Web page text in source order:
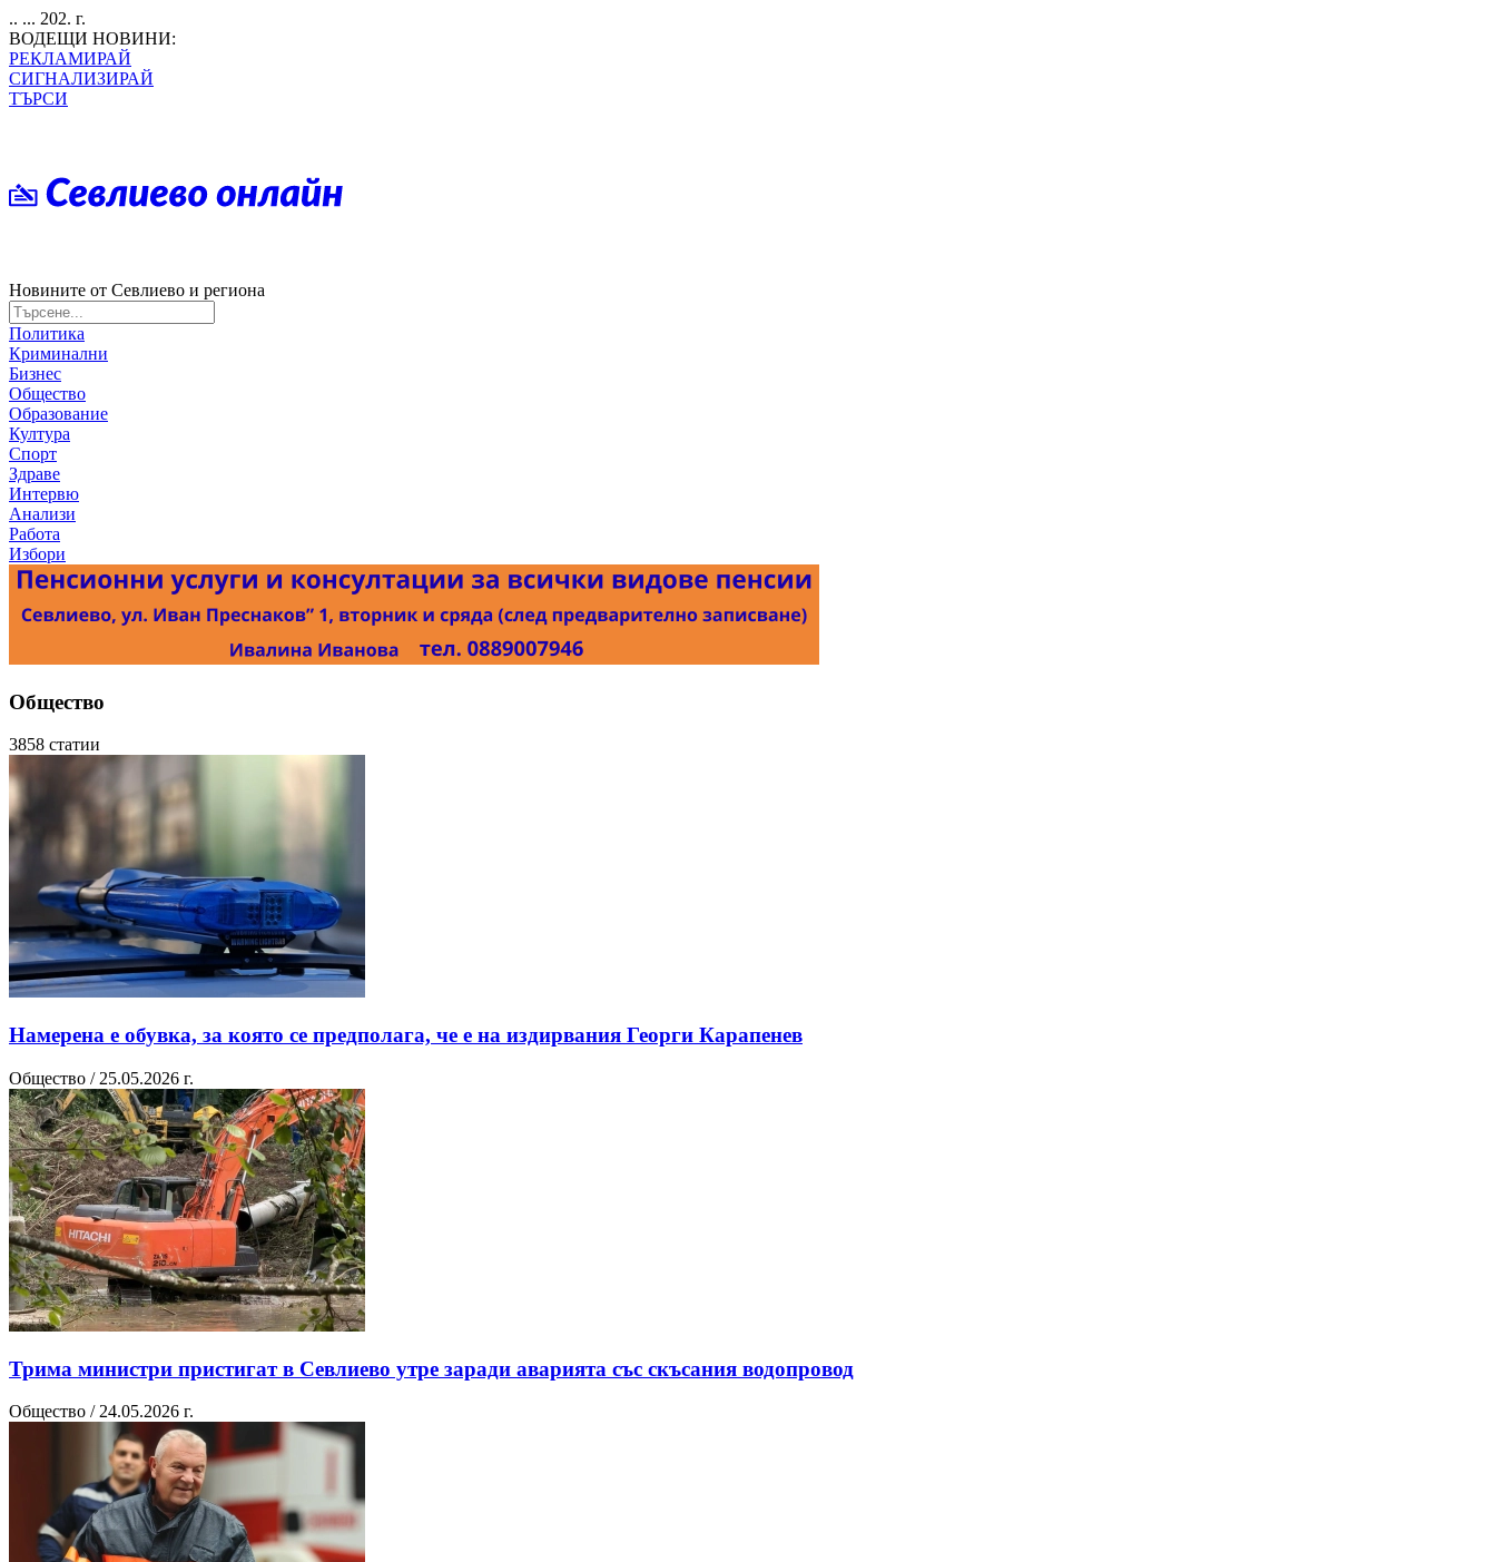
.. ... 202. г.
ВОДЕЩИ НОВИНИ:
РЕКЛАМИРАЙ
СИГНАЛИЗИРАЙ
ТЪРСИ
Новините от Севлиево и региона
Политика
Криминални
Бизнес
Общество
Образование
Култура
Спорт
Здраве
Интервю
Анализи
Работа
Избори
Общество
3858 статии
Намерена е обувка, за която се предполага, че е на издирвания Георги Карапенев
Общество / 25.05.2026 г.
Трима министри пристигат в Севлиево утре заради аварията със скъсания водопровод
Общество / 24.05.2026 г.